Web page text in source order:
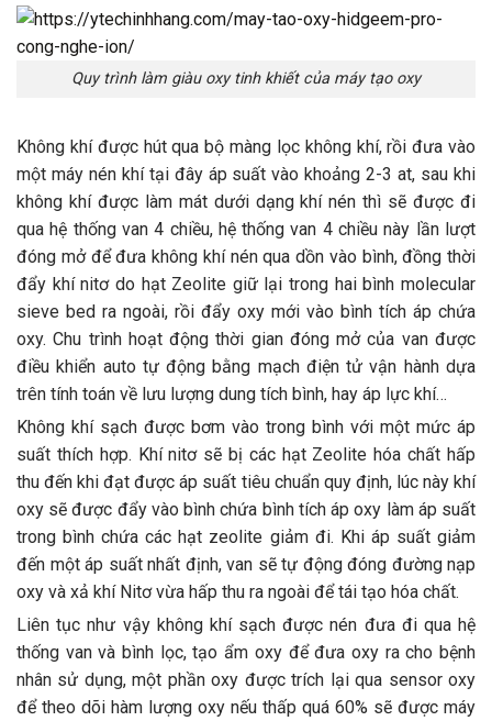
Quy trình làm giàu oxy tinh khiết của máy tạo oxy
Không khí được hút qua bộ màng lọc không khí, rồi đưa vào
một máy nén khí tại đây áp suất vào khoảng 2-3 at, sau khi
không khí được làm mát dưới dạng khí nén thì sẽ được đi
qua hệ thống van 4 chiều, hệ thống van 4 chiều này lần lượt
đóng mở để đưa không khí nén qua dồn vào bình, đồng thời
đẩy khí nitơ do hạt Zeolite giữ lại trong hai bình molecular
sieve bed ra ngoài, rồi đẩy oxy mới vào bình tích áp chứa
oxy. Chu trình hoạt động thời gian đóng mở của van được
điều khiển auto tự động bằng mạch điện tử vận hành dựa
trên tính toán về lưu lượng dung tích bình, hay áp lực khí…
Không khí sạch được bơm vào trong bình với một mức áp
suất thích hợp. Khí nitơ sẽ bị các hạt Zeolite hóa chất hấp
thu đến khi đạt được áp suất tiêu chuẩn quy định, lúc này khí
oxy sẽ được đẩy vào bình chứa bình tích áp oxy làm áp suất
trong bình chứa các hạt zeolite giảm đi. Khi áp suất giảm
đến một áp suất nhất định, van sẽ tự động đóng đường nạp
oxy và xả khí Nitơ vừa hấp thu ra ngoài để tái tạo hóa chất.
Liên tục như vậy không khí sạch được nén đưa đi qua hệ
thống van và bình lọc, tạo ẩm oxy để đưa oxy ra cho bệnh
nhân sử dụng, một phần oxy được trích lại qua sensor oxy
để theo dõi hàm lượng oxy nếu thấp quá 60% sẽ được máy